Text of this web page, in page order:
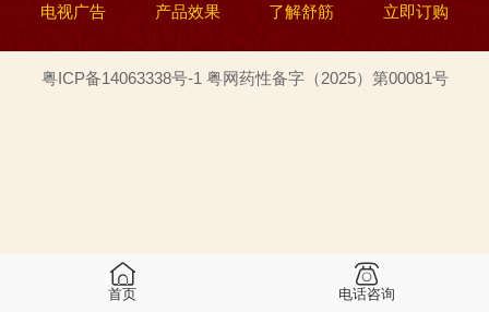
电视广告 产品效果 了解舒筋 立即订购
粤ICP备14063338号-1 粤网药性备字（2025）第00081号
首页 电话咨询